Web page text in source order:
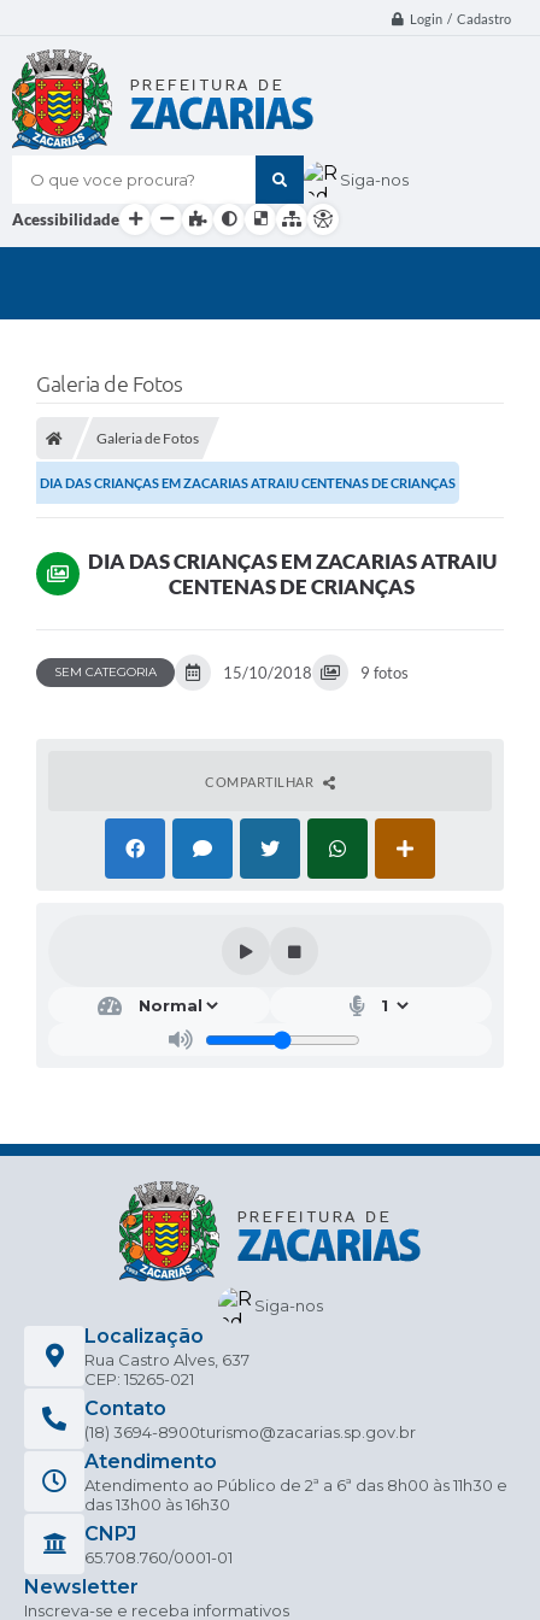
Login / Cadastro
O que voce procura? Siga-nos
Acessibilidade
Galeria de Fotos
Galeria de Fotos
DIA DAS CRIANÇAS EM ZACARIAS ATRAIU CENTENAS DE CRIANÇAS
DIA DAS CRIANÇAS EM ZACARIAS ATRAIU
CENTENAS DE CRIANÇAS
SEM CATEGORIA 15/10/2018 9 fotos
COMPARTILHAR
Siga-nos
Localização
Rua Castro Alves, 637
CEP: 15265-021
Contato
(18) 3694-8900turismo@zacarias.sp.gov.br
Atendimento
Atendimento ao Público de 2ª a 6ª das 8h00 às 11h30 e
das 13h00 às 16h30
CNPJ
65.708.760/0001-01
Newsletter
Inscreva-se e receba informativos